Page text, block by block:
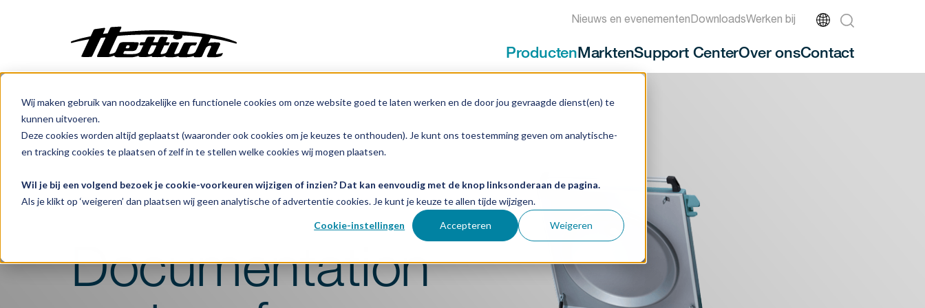
Wij maken gebruik van noodzakelijke en functionele cookies om onze website goed te laten werken en de door jou gevraagde dienst(en) te
kunnen uitvoeren.
Deze cookies worden altijd geplaatst (waaronder ook cookies om je keuzes te onthouden). Je kunt ons toestemming geven om analytische-
en tracking cookies te plaatsen of zelf in te stellen welke cookies wij mogen plaatsen.
Wil je bij een volgend bezoek je cookie-voorkeuren wijzigen of inzien? Dat kan eenvoudig met de knop linksonderaan de pagina.
Als je klikt op ‘weigeren’ dan plaatsen wij geen analytische of advertentie cookies. Je kunt je keuze te allen tijde wijzigen.
Cookie-instellingen Accepteren Weigeren
Nieuws en evenementenDownloadsWerken bij
Producten
Maatwerk
Incubatoren
Centrifuges
Koelen
Baden
MarktenSupport CenterOver onsContact
Benelux Producten Centrifuges Vloerstaande Centrifuges
HettInfo II
Documentation